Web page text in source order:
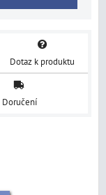
Dotaz k produktu
Doručení